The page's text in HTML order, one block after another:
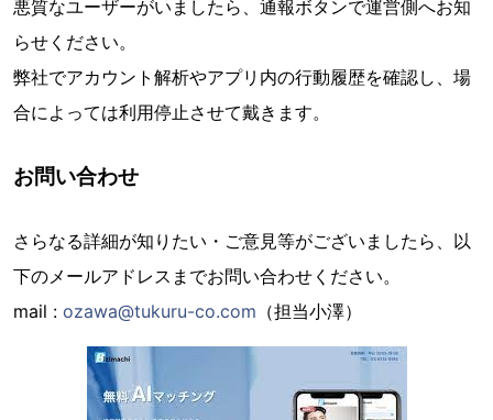
悪質なユーザーがいましたら、通報ボタンで運営側へお知
らせください。
弊社でアカウント解析やアプリ内の行動履歴を確認し、場
合によっては利用停止させて戴きます。
お問い合わせ
さらなる詳細が知りたい・ご意見等がございましたら、以
下のメールアドレスまでお問い合わせください。
mail : ozawa@tukuru-co.com （担当小澤）